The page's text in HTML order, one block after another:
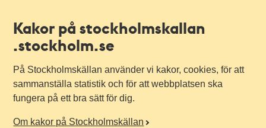
Kakor på stockholmskallan
.stockholm.se
På Stockholmskällan använder vi kakor, cookies, för att
sammanställa statistik och för att webbplatsen ska
fungera på ett bra sätt för dig.
Om kakor på Stockholmskällan